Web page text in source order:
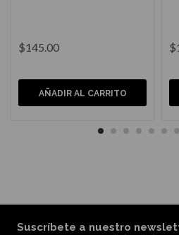
$145.00
AÑADIR AL CARRITO
Suscríbete a nuestro